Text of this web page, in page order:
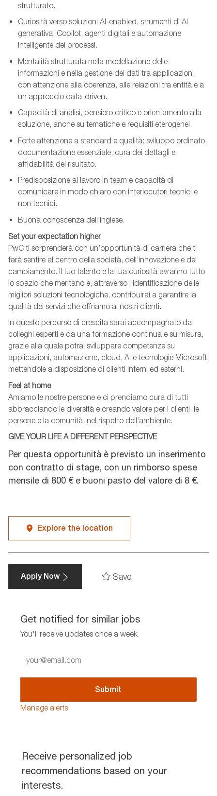
strutturato.
Curiosità verso soluzioni AI-enabled, strumenti di AI
generativa, Copilot, agenti digitali e automazione
intelligente dei processi.
Mentalità strutturata nella modellazione delle
informazioni e nella gestione dei dati tra applicazioni,
con attenzione alla coerenza, alle relazioni tra entità e a
un approccio data-driven.
Capacità di analisi, pensiero critico e orientamento alla
soluzione, anche su tematiche e requisiti eterogenei.
Forte attenzione a standard e qualità: sviluppo ordinato,
documentazione essenziale, cura dei dettagli e
affidabilità del risultato.
Predisposizione al lavoro in team e capacità di
comunicare in modo chiaro con interlocutori tecnici e
non tecnici.
Buona conoscenza dell’inglese.
Set your expectation higher
PwC ti sorprenderà con un’opportunità di carriera che ti
farà sentire al centro della società, dell’innovazione e del
cambiamento. Il tuo talento e la tua curiosità avranno tutto
lo spazio che meritano e, attraverso l’identificazione delle
migliori soluzioni tecnologiche, contribuirai a garantire la
qualità dei servizi che offriamo ai nostri clienti.
In questo percorso di crescita sarai accompagnato da
colleghi esperti e da una formazione continua e su misura,
grazie alla quale potrai sviluppare competenze su
applicazioni, automazione, cloud, AI e tecnologie Microsoft,
mettendole a disposizione di clienti interni ed esterni.
Feel at home
Amiamo le nostre persone e ci prendiamo cura di tutti
abbracciando le diversità e creando valore per i clienti, le
persone e la comunità, nel rispetto dell’ambiente.
GIVE YOUR LIFE A DIFFERENT PERSPECTIVE
Per questa opportunità è previsto un inserimento
con contratto di stage, con un rimborso spese
mensile di 800 € e buoni pasto del valore di 8 €.
Explore the location
Apply Now Save
Get notified for similar jobs
You'll receive updates once a week
Email
address
Submit
Manage alerts
Receive personalized job
recommendations based on your
interests.